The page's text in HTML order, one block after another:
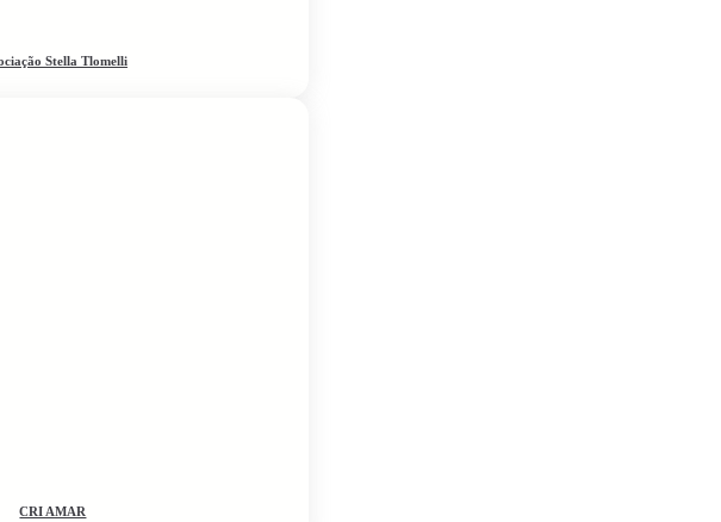
Stella Tlomelli
CRI AMAR